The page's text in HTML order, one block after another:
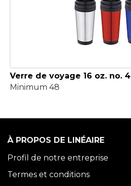
Verre de voyage 16 oz. no. 4
Minimum 48
À PROPOS DE LINÉAIRE
Profil de notre entreprise
Termes et conditions